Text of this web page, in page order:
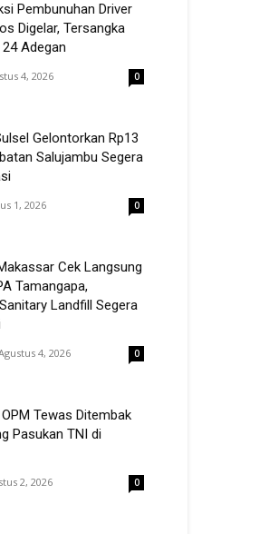
Pembunuhan Driver
Digelar, Tersangka
Adegan
4, 2026 0
Gelontorkan Rp13
Salujambu Segera
1, 2026 0
Cek Langsung
Tamangapa,
Landfill Segera
4, 2026 0
Tewas Ditembak
Pasukan TNI di
2, 2026 0